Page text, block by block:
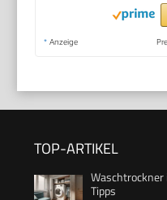
* Anzeige
TOP-ARTIKEL
Waschtrockner
Tipps